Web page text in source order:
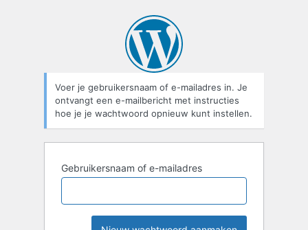
Voer je gebruikersnaam of e-mailadres in. Je
ontvangt een e-mailbericht met instructies
hoe je je wachtwoord opnieuw kunt instellen.
Gebruikersnaam of e-mailadres